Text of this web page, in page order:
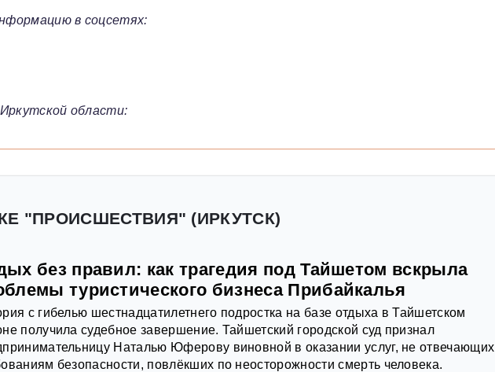
в соцсетях:
области:
"ПРОИСШЕСТВИЯ" (ИРКУТСК)
без правил: как трагедия под Тайшетом вскрыла
туристического бизнеса Прибайкалья
с гибелью шестнадцатилетнего подростка на базе отдыха в Тайшетском
получила судебное завершение. Тайшетский городской суд признал
Наталью Юферову виновной в оказании услуг, не отвечающих
безопасности, повлёкших по неосторожности смерть человека.